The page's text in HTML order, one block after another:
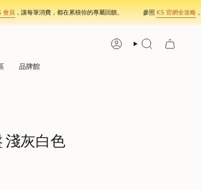
每筆消費，都在累積你的專屬回饋。 KS 官網全攻略，輕鬆消
AccountSearch
品牌館
淺灰白色